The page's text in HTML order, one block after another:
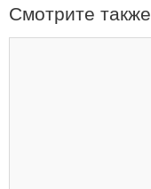
Смотрите также